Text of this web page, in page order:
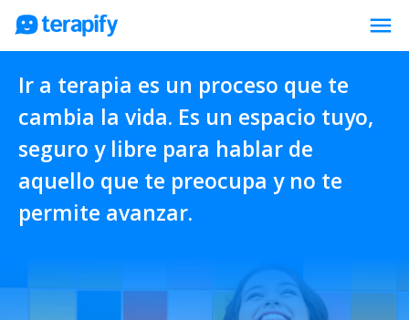
menu
Psicólogos en línea
Precios
Opiniones
Empresas
Preguntas frecuentes
Ir a terapia es un proceso que te
cambia la vida. Es un espacio tuyo,
seguro y libre para hablar de
aquello que te preocupa y no te
permite avanzar.